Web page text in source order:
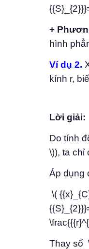
+
hình
Ví dụ 2.
kính r,
Lời giải:
Do tính
\)), ta chỉ
Áp dụng
\(
Thay số